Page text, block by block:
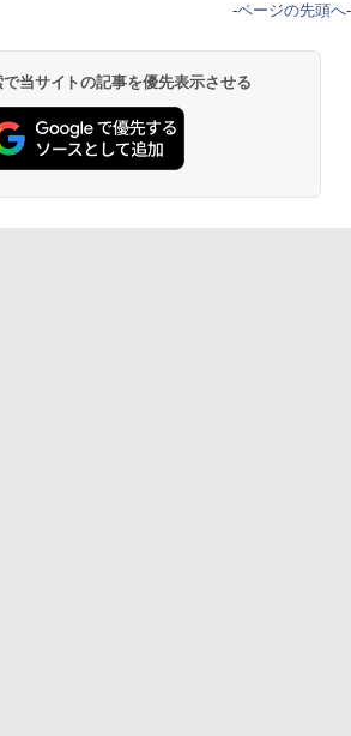
-ページの先頭へ-
当サイトの記事を優先表示させる